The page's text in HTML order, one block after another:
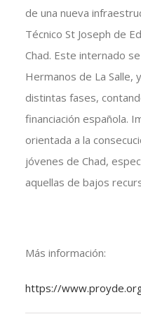
de una nueva
Técnico St Joseph de
Chad. Este internado
Hermanos de La Salle,
distintas fases,
financiación española.
orientada a la
jóvenes de Chad,
aquellas de bajos
Más información:
https://